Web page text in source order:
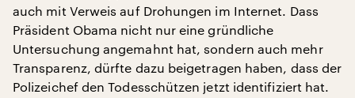
auch mit Verweis auf Drohungen im Internet. Dass
Präsident Obama nicht nur eine gründliche
Untersuchung angemahnt hat, sondern auch mehr
Transparenz, dürfte dazu beigetragen haben, dass der
Polizeichef den Todesschützen jetzt identifiziert hat.